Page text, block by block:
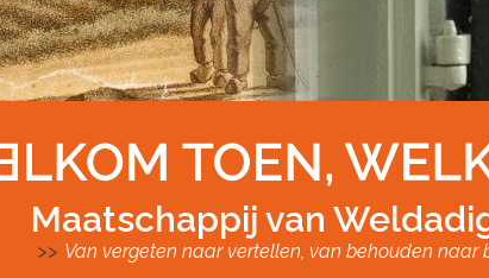
Maatschappij van
Van vergeten naar vertellen, van behouden naar